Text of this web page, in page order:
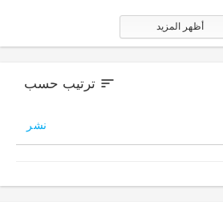
أظهر المزيد
sort ترتيب حسب
نشر